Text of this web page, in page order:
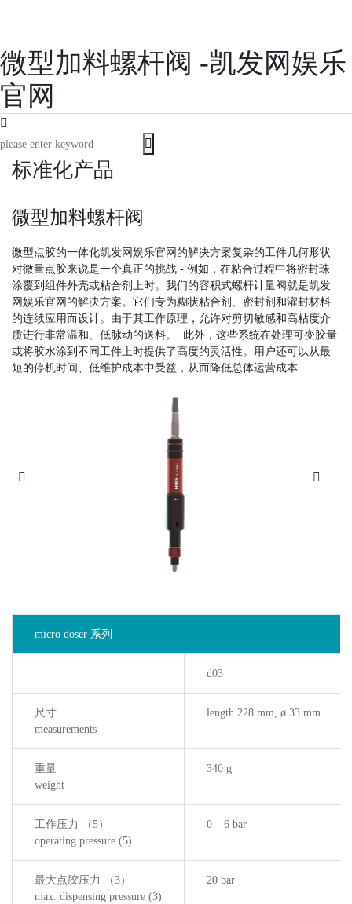
微型加料螺杆阀 -凯发网娱乐
官网
标准化产品
微型加料螺杆阀
微型点胶的一体化凯发网娱乐官网的解决方案 复杂的工件几何形状
对微量点胶来说是一个真正的挑战 - 例如，在粘合过程中将密封珠
涂覆到组件外壳或粘合剂上时。我们的容积式螺杆计量阀就是凯发
网娱乐官网的解决方案。它们专为糊状粘合剂、密封剂和灌封材料
的连续应用而设计。由于其工作原理，允许对剪切敏感和高粘度介
质进行非常温和、低脉动的送料。 此外，这些系统在处理可变胶量
或将胶水涂到不同工件上时提供了高度的灵活性。用户还可以从最
短的停机时间、低维护成本中受益，从而降低总体运营成本
micro doser 系列
d03
尺寸
measurements
length 228 mm, ø 33 mm
重量
weight
340 g
工作压力 （5）
operating pressure (5)
0 – 6 bar
最大点胶压力 （3）
max. dispensing pressure (3)
20 bar